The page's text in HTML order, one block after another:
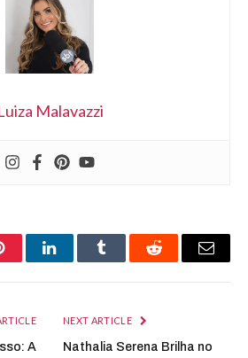
Malavazzi
LinkedInTumblr Reddit Email
A
NEXT ARTICLE
Nathalia Serena Brilha no